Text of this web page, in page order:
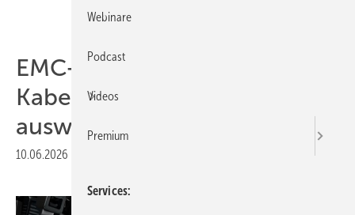
EMC-direct: Material der
Kabelbinder richtig
auswählen
10.06.2026
Webinare
Podcast
Videos
Premium
Services